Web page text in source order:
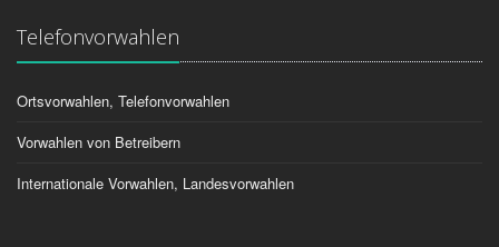
Telefonvorwahlen
Ortsvorwahlen, Telefonvorwahlen
Vorwahlen von Betreibern
Internationale Vorwahlen, Landesvorwahlen